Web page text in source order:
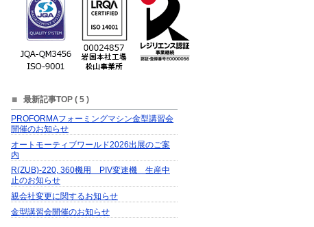
最新記事TOP ( 5 )
PROFORMAフォーミングマシン金型講習会
開催のお知らせ
オートモーティブワールド2026出展のご案
内
R(ZUB)-220, 360機用 PIV変速機 生産中
止のお知らせ
親会社変更に関するお知らせ
金型講習会開催のお知らせ